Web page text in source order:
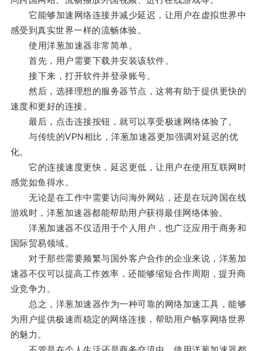
它能够加速网络连接并减少延迟，让用户在虚拟世界中
感受到真实世界一样的流畅体验。
使用洋葱加速器非常简单。
首先，用户需要下载并安装该软件。
接下来，打开软件并登录账号。
然后，选择理想的服务器节点，这将有助于提供更快的
速度和更好的连接。
最后，点击连接按钮，就可以享受极速网络体验了。
与传统的VPN相比，洋葱加速器更加强调对延迟的优
化。
它的连接速度更快，延迟更低，让用户在使用互联网时
感觉如鱼得水。
无论是在工作中需要访问海外网站，还是在玩跨国在线
游戏时，洋葱加速器都能帮助用户获得最佳网络体验。
洋葱加速器不仅适用于个人用户，也广泛应用于商务和
国际贸易领域。
对于那些需要频繁与国外客户合作的企业来说，洋葱加
速器不仅可以提高工作效率，还能够缩短合作周期，提升商
业竞争力。
总之，洋葱加速器作为一种可靠的网络加速工具，能够
为用户提供极速而稳定的网络连接，帮助用户畅享网络世界
的魅力。